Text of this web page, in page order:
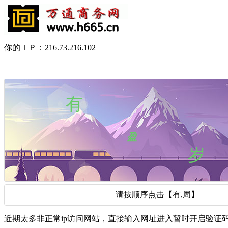
你的ＩＰ：216.73.216.102
请按顺序点击【有,周】
近期太多非正常ip访问网站，直接输入网址进入暂时开启验证